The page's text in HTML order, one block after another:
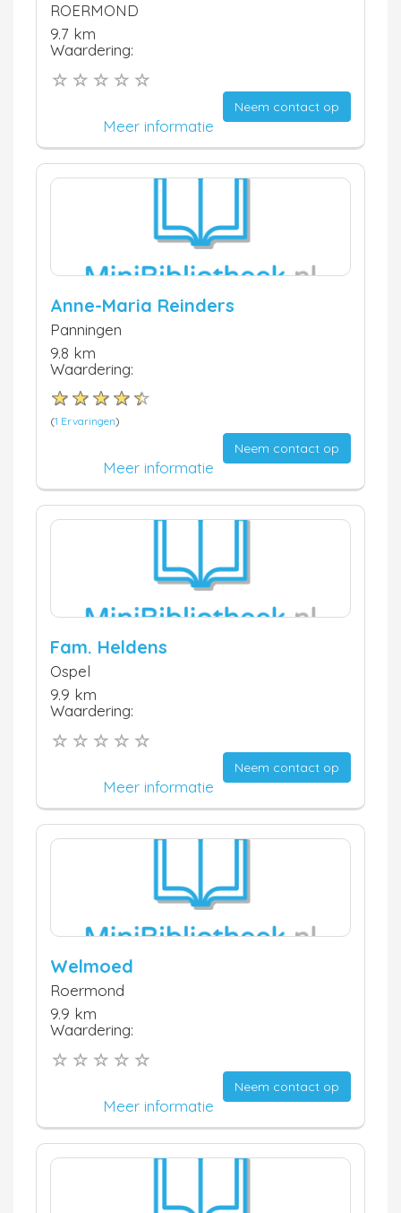
ROERMOND
9.7 km
Waardering:
Neem contact op
Meer informatie
Anne-Maria Reinders
Panningen
9.8 km
Waardering:
(1 Ervaringen)
Neem contact op
Meer informatie
Fam. Heldens
Ospel
9.9 km
Waardering:
Neem contact op
Meer informatie
Welmoed
Roermond
9.9 km
Waardering:
Neem contact op
Meer informatie